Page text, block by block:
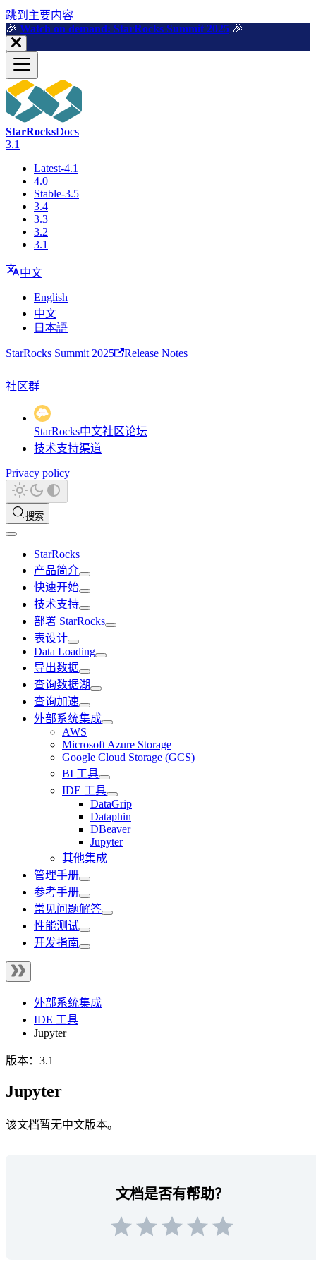
跳到主要内容
🎉️ Watch on demand: StarRocks Summit 2025 🎉️
StarRocksDocs
3.1
Latest-4.1
4.0
Stable-3.5
3.4
3.3
3.2
3.1
中文
English
中文
日本語
StarRocks Summit 2025 Release Notes
社区群
StarRocks中文社区论坛
技术支持渠道
Privacy policy
搜索
StarRocks
产品简介
快速开始
技术支持
部署 StarRocks
表设计
Data Loading
导出数据
查询数据湖
查询加速
外部系统集成
AWS
Microsoft Azure Storage
Google Cloud Storage (GCS)
BI 工具
IDE 工具
DataGrip
Dataphin
DBeaver
Jupyter
其他集成
管理手册
参考手册
常见问题解答
性能测试
开发指南
外部系统集成
IDE 工具
Jupyter
版本：3.1
Jupyter
该文档暂无中文版本。
文档是否有帮助？